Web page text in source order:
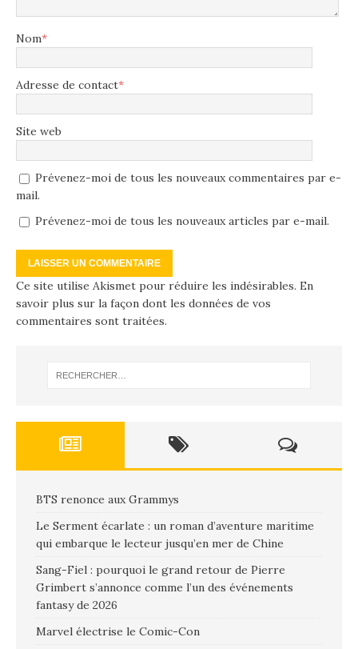
Nom*
Adresse de contact*
Site web
Prévenez-moi de tous les nouveaux commentaires par e-
mail.
Prévenez-moi de tous les nouveaux articles par e-mail.
Ce site utilise Akismet pour réduire les indésirables. En
savoir plus sur la façon dont les données de vos
commentaires sont traitées.
BTS renonce aux Grammys
Le Serment écarlate : un roman d’aventure maritime
qui embarque le lecteur jusqu’en mer de Chine
Sang-Fiel : pourquoi le grand retour de Pierre
Grimbert s’annonce comme l’un des événements
fantasy de 2026
Marvel électrise le Comic-Con